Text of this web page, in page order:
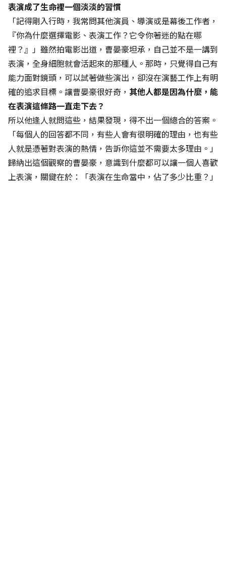
表演成了生命裡一個淡淡的習慣
「記得剛入行時，我常問其他演員、導演或是幕後工作者，
『你為什麼選擇電影、表演工作？它令你著迷的點在哪
裡？』」雖然拍電影出道，曹晏豪坦承，自己並不是一講到
表演，全身細胞就會活起來的那種人。那時，只覺得自己有
能力面對鏡頭，可以試著做些演出，卻沒在演藝工作上有明
確的追求目標。讓曹晏豪很好奇， 其他人都是因為什麼，能
在表演這條路一直走下去？
所以他逢人就問這些，結果發現，得不出一個總合的答案。
「每個人的回答都不同，有些人會有很明確的理由，也有些
人就是憑著對表演的熱情，告訴你這並不需要太多理由。」
歸納出這個觀察的曹晏豪，意識到什麼都可以讓一個人喜歡
上表演，關鍵在於：「表演在生命當中，佔了多少比重？」